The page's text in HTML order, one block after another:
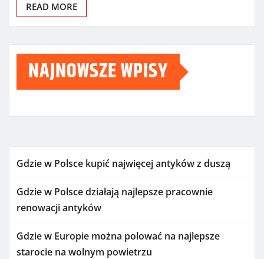
READ MORE
NAJNOWSZE WPISY
Gdzie w Polsce kupić najwięcej antyków z duszą
Gdzie w Polsce działają najlepsze pracownie
renowacji antyków
Gdzie w Europie można polować na najlepsze
starocie na wolnym powietrzu